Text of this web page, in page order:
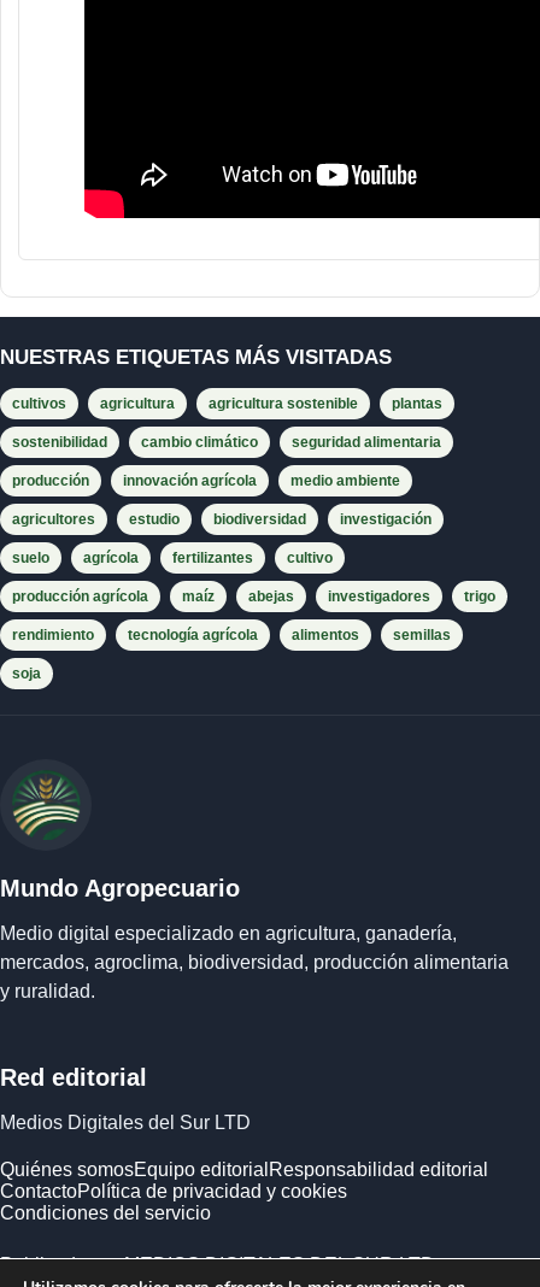
NUESTRAS ETIQUETAS MÁS VISITADAS
cultivos agricultura agricultura sostenible plantas
sostenibilidad cambio climático seguridad alimentaria
producción innovación agrícola medio ambiente
agricultores estudio biodiversidad investigación
suelo agrícola fertilizantes cultivo
producción agrícola maíz abejas investigadores trigo
rendimiento tecnología agrícola alimentos semillas
soja
Mundo Agropecuario
Medio digital especializado en agricultura, ganadería,
mercados, agroclima, biodiversidad, producción alimentaria
y ruralidad.
Red editorial
Medios Digitales del Sur LTD
Quiénes somosEquipo editorial Responsabilidad editorial
ContactoPolítica de privacidad y cookies
Condiciones del servicio
Publicado por MEDIOS DIGITALES DEL SUR LTD ·